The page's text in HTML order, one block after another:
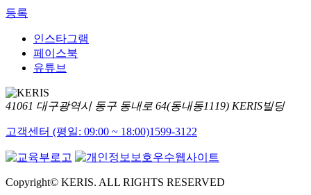
등록
인스타그램
페이스북
유튜브
41061 대구광역시 동구 동내로 64(동내동1119) KERIS빌딩
고객센터 (평일: 09:00 ~ 18:00)1599-3122
Copyright© KERIS. ALL RIGHTS RESERVED